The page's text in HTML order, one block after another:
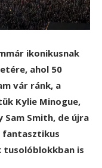
ikonikusnak
ahol 50
vár ránk, a
Kylie Minogue,
Sam Smith, de újra
fantasztikus
tusolóblokkban is